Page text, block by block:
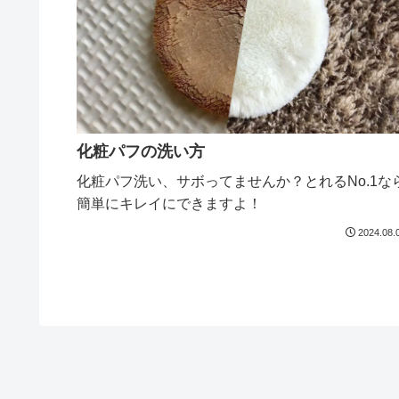
化粧パフの洗い方
化粧パフ洗い、サボってませんか？とれるNo.1な
簡単にキレイにできますよ！